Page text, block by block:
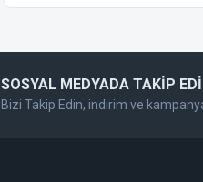
SOSYAL MEDYADA TAKİP
Bizi Takip Edin, indirim ve